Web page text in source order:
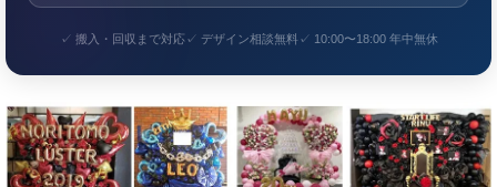
✓ 搬入・回収まで対応✓ デザイン相談無料✓ 10:00〜18:00 年中無休